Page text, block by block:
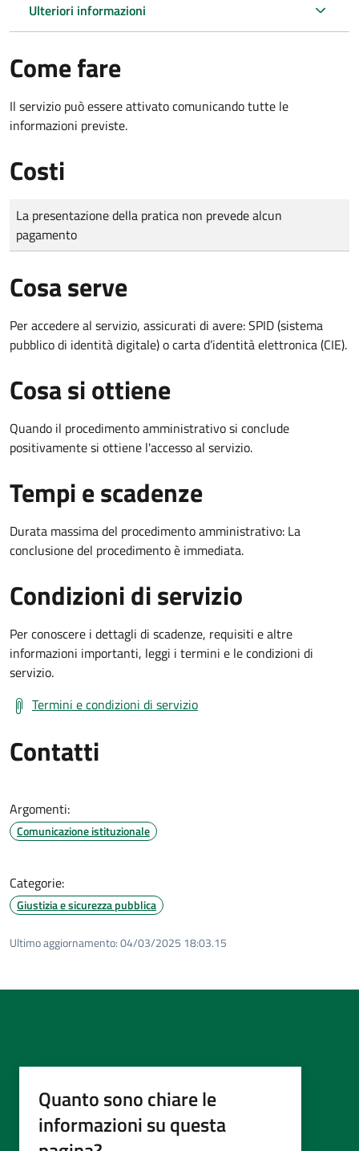
Ulteriori informazioni
Come fare
Il servizio può essere attivato comunicando tutte le
informazioni previste.
Costi
Tipo di pagamento
Importo
La presentazione della pratica non prevede alcun
pagamento
Cosa serve
Per accedere al servizio, assicurati di avere: SPID (sistema
pubblico di identità digitale) o carta d’identità elettronica (CIE).
Cosa si ottiene
Quando il procedimento amministrativo si conclude
positivamente si ottiene l'accesso al servizio.
Tempi e scadenze
Durata massima del procedimento amministrativo: La
conclusione del procedimento è immediata.
Condizioni di servizio
Per conoscere i dettagli di scadenze, requisiti e altre
informazioni importanti, leggi i termini e le condizioni di
servizio.
Termini e condizioni di servizio
Contatti
Argomenti:
Comunicazione istituzionale
Categorie:
Giustizia e sicurezza pubblica
Ultimo aggiornamento:04/03/2025 18:03.15
Quanto sono chiare le
informazioni su questa